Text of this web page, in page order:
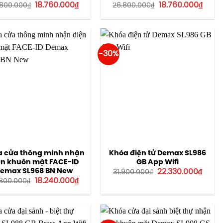
₫ Giá
là:
18.760.000₫Giá
hiện
tại
18.760.000₫.
26.800.000₫ Giá
là:
18.760.000₫Giá
hiện
tại
cửa thông minh nhận
khuôn mặt FACE-ID
SL968 BN New
₫ Giá
là:
18.240.000₫Giá
hiện
tại
18.240.000₫.
-30%
Khóa điện tử Demax SL986
GB App Wifi
31.900.000₫ Giá
22.330.000₫Giá
hiện